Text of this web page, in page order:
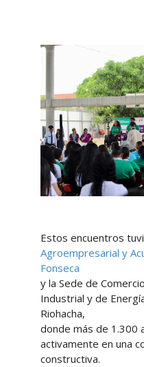
Estos encuentros
Agroempresarial y
Fonseca
y la Sede de
Industrial y de
Riohacha,
donde más de 1.300
activamente en una
constructiva.